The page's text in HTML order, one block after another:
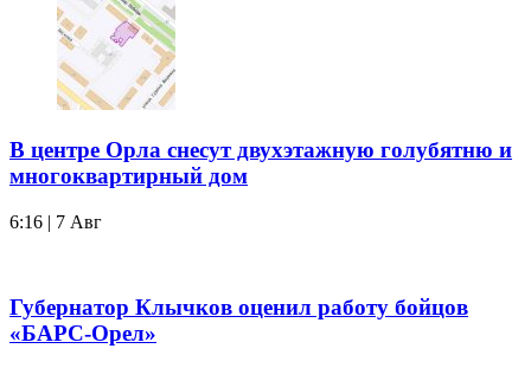
В центре Орла снесут двухэтажную голубятню и
многоквартирный дом
6:16 | 7 Авг
Губернатор Клычков оценил работу бойцов
«БАРС-Орел»